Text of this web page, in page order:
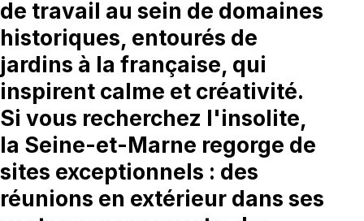
de travail au sein de domaines
historiques, entourés de
jardins à la française, qui
inspirent calme et créativité.
Si vous recherchez l'insolite,
la Seine-et-Marne regorge de
sites exceptionnels : des
réunions en extérieur dans ses